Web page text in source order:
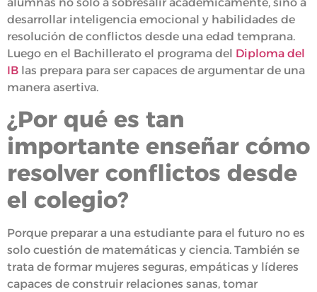
desarrollar inteligencia emocional y habilidades de
resolución de conflictos desde una edad temprana.
Luego en el Bachillerato el programa del Diploma del
IB las prepara para ser capaces de argumentar de una
manera asertiva.
¿Por qué es tan
importante enseñar cómo
resolver conflictos desde
el colegio?
Porque preparar a una estudiante para el futuro no es
solo cuestión de matemáticas y ciencia. También se
trata de formar mujeres seguras, empáticas y líderes
capaces de construir relaciones sanas, tomar